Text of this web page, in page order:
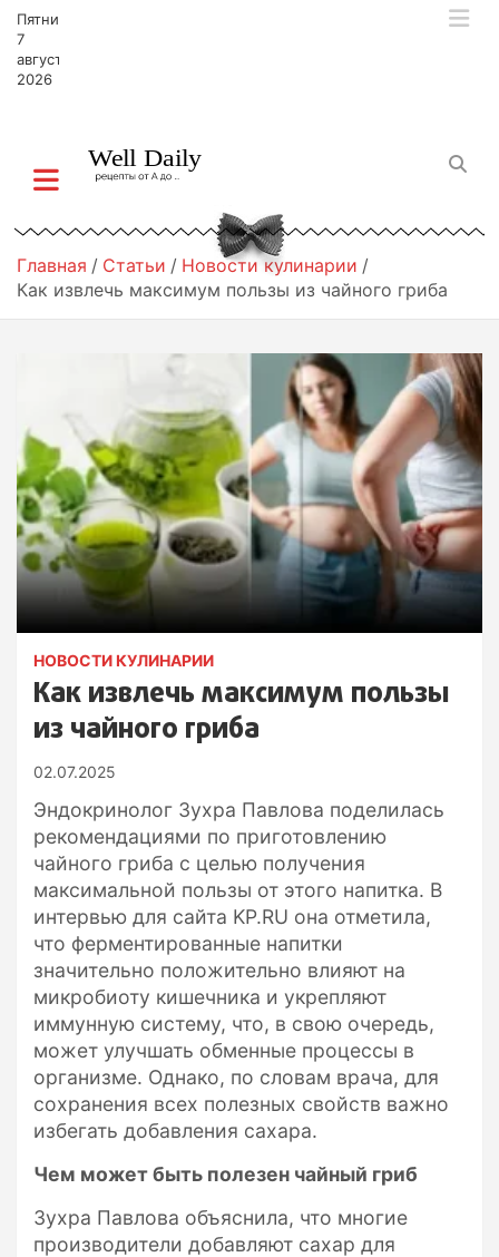
Пятница,
7
августа,
2026
Главная Статьи
Новости кулинарии
Как извлечь максимум пользы из чайного гриба
НОВОСТИ КУЛИНАРИИ
Как извлечь максимум пользы
из чайного гриба
02.07.2025
Эндокринолог Зухра Павлова поделилась
рекомендациями по приготовлению
чайного гриба с целью получения
максимальной пользы от этого напитка. В
интервью для сайта KP.RU она отметила,
что ферментированные напитки
значительно положительно влияют на
микробиоту кишечника и укрепляют
иммунную систему, что, в свою очередь,
может улучшать обменные процессы в
организме. Однако, по словам врача, для
сохранения всех полезных свойств важно
избегать добавления сахара.
Чем может быть полезен чайный гриб
Зухра Павлова объяснила, что многие
производители добавляют сахар для